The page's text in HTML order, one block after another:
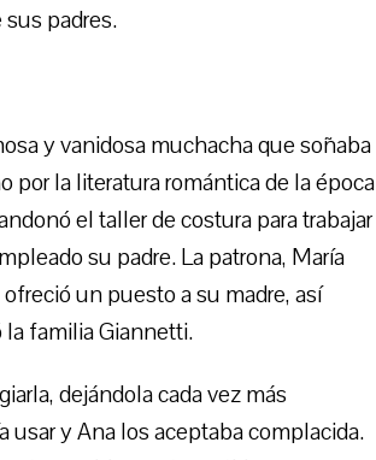
padres.
y vanidosa muchacha que soñaba
la literatura romántica de la época
el taller de costura para trabajar
su padre. La patrona, María
un puesto a su madre, así
familia Giannetti.
dejándola cada vez más
usar y Ana los aceptaba complacida.